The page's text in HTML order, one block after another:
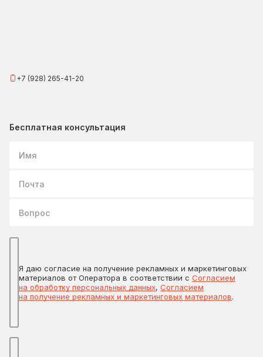
+7 (928) 265-41-20
Бесплатная консультация
Я даю согласие на получение рекламных и маркетинговых
материалов от Оператора в соответствии с Согласием
на обработку персональных данных, Согласием
на получение рекламных и маркетинговых материалов.